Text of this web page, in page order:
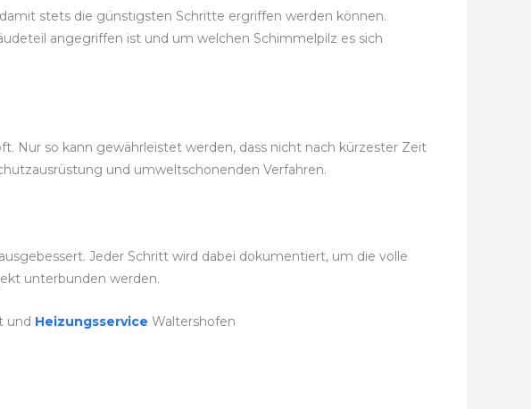
stets die günstigsten Schritte ergriffen werden können.
angegriffen ist und um welchen Schimmelpilz es sich
Nur so kann gewährleistet werden, dass nicht nach kürzester Zeit
und umweltschonenden Verfahren.
Jeder Schritt wird dabei dokumentiert, um die volle
unterbunden werden.
und Heizungsservice Waltershofen